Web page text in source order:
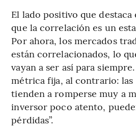
El lado positivo que destaca
que la correlación es un
Por ahora, los mercados
están correlacionados, lo
vayan a ser así para
métrica fija, al contrario:
tienden a romperse muy a
inversor poco atento,
pérdidas”.